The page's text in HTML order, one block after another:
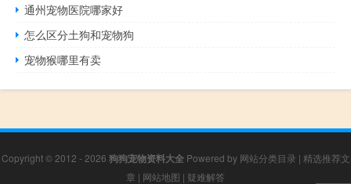
通州宠物医院哪家好
怎么区分土狗和宠物狗
宠物猴哪里有卖
Copyright © 2012 - 2026 狗狗宠物资料大全Powered by 网站分类目录 | 精选推荐文
章 | 网站地图 | 疑难解答